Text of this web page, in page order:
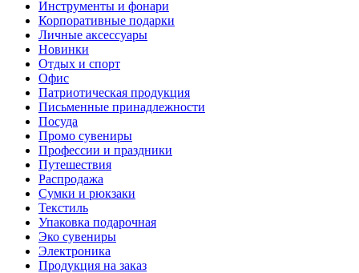
Инструменты и фонари
Корпоративные подарки
Личные аксессуары
Новинки
Отдых и спорт
Офис
Патриотическая продукция
Письменные принадлежности
Посуда
Промо сувениры
Профессии и праздники
Путешествия
Распродажа
Сумки и рюкзаки
Текстиль
Упаковка подарочная
Эко сувениры
Электроника
Продукция на заказ